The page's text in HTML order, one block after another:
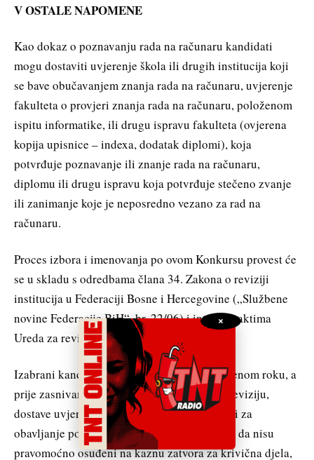
V OSTALE NAPOMENE
Kao dokaz o poznavanju rada na računaru kandidati
mogu dostaviti uvjerenje škola ili drugih institucija koji
se bave obučavanjem znanja rada na računaru, uvjerenje
fakulteta o provjeri znanja rada na računaru, položenom
ispitu informatike, ili drugu ispravu fakulteta (ovjerena
kopija upisnice – indexa, dodatak diplomi), koja
potvrđuje poznavanje ili znanje rada na računaru,
diplomu ili drugu ispravu koja potvrđuje stečeno zvanje
ili zanimanje koje je neposredno vezano za rad na
računaru.
Proces izbora i imenovanja po ovom Konkursu provest će
se u skladu s odredbama člana 34. Zakona o reviziji
institucija u Federaciji Bosne i Hercegovine („Službene
novine Federacije BiH“, br. 22/06) i internim aktima
Ureda za reviziju.
Izabrani kandidati pozvat će se da u primjerenom roku, a
prije zasnivanja radnog odnosa u Uredu za reviziju,
dostave uvjerenje o zdravstvenoj sposobnosti za
obavljanje poslova radnog mjesta i uvjerenje da nisu
pravomoćno osuđeni na kaznu zatvora za krivična djela,
×